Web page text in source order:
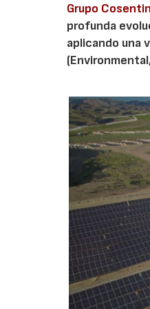
Grupo
profunda
aplicando una